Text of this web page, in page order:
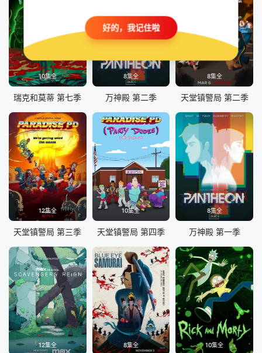
10集全
瑞克和莫蒂 第七季
8集全
万神殿 第二季
8集全
天堂镇警局 第二季
12集全
天堂镇警局 第三季
10集全
天堂镇警局 第四季
8集全
万神殿 第一季
12集全 8集全 10集全
好的，我记住啦